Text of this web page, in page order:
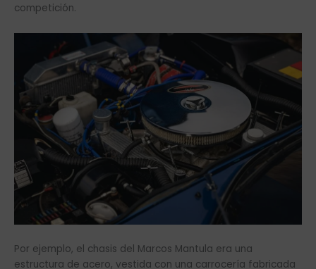
competición.
Por ejemplo, el chasis del Marcos Mantula era una
estructura de acero, vestida con una carrocería fabricada